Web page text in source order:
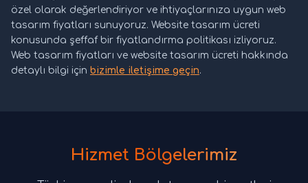
özel olarak değerlendiriyor ve ihtiyaçlarınıza uygun web
tasarım fiyatları sunuyoruz. Website tasarım ücreti
konusunda şeffaf bir fiyatlandırma politikası izliyoruz.
Web tasarım fiyatları ve website tasarım ücreti hakkında
detaylı bilgi için bizimle iletişime geçin.
Hizmet Bölgelerimiz